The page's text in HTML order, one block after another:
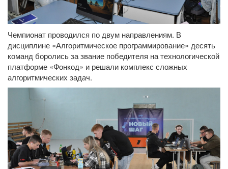
Чемпионат проводился по двум направлениям. В
дисциплине «Алгоритмическое программирование» десять
команд боролись за звание победителя на технологической
платформе «Фонкод» и решали комплекс сложных
алгоритмических задач.